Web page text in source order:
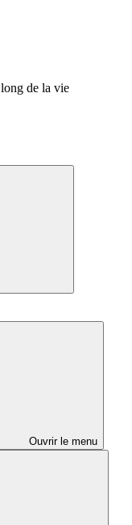
de la vie
Ouvrir le menu